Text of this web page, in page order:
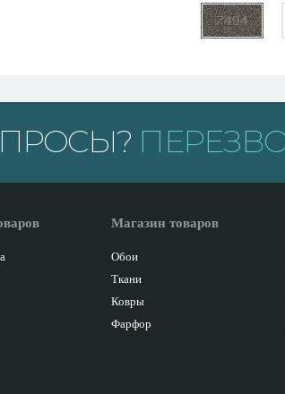
Магазин товаров
Обои
Ткани
Ковры
Фарфор